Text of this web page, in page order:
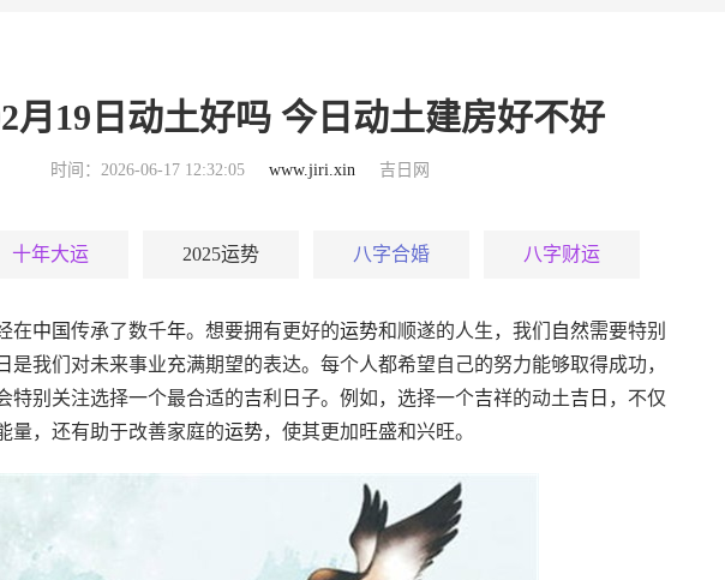
月19日动土好吗 今日动土建房好不好
时间：2026-06-17 12:32:05 www.jiri.xin 吉日网
十年大运 2025运势 八字合婚 八字财运
在中国传承了数千年。想要拥有更好的运势和顺遂的人生，我们 自然需要特别
日 是我们对未来事业充满期望的表达。每个人都希望自己的努力能够取得成功，
特别关注选择一个最合适的吉利 日 子。例如，选择一个吉祥的动土吉 日 ，不仅
量，还有助于改善家庭的运势，使其更加旺盛和兴旺。